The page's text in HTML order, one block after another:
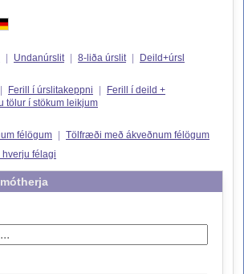
Undanúrslit 8-liða úrslit
Deild+úrsl
Ferill í úrslitakeppni
Ferill í deild +
tölur í stökum leikjum
félögum
Tölfræði með ákveðnum félögum
hverju félagi